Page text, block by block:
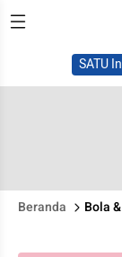
SATU
Beranda Bola